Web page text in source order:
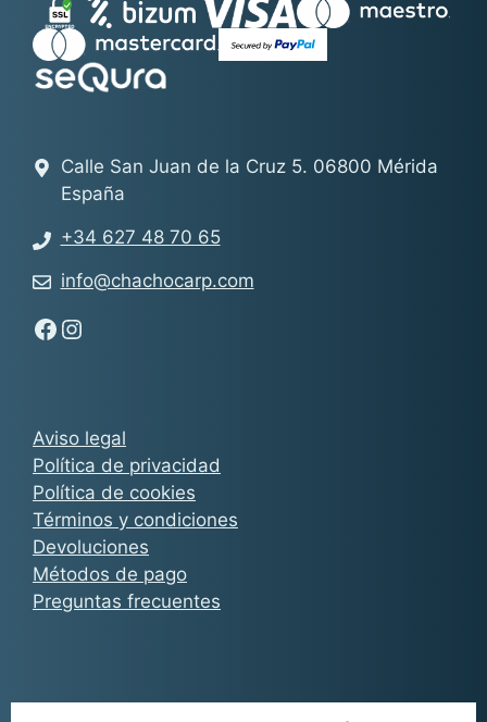
Aviso legal
Política de privacidad
Política de cookies
Términos y condiciones
Devoluciones
Métodos de pago
Preguntas frecuentes
Calle San Juan de la Cruz 5. 06800 Mérida
España
+34 627 48 70 65
info@chachocarp.com
Síguenos en Facebook - Chachocarp
Síguenos en Instagram - Chachocarp